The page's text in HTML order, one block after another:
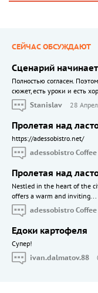
СЕЙЧАС ОБСУЖДАЮТ
Сценарий
Полностью согласен.
сюжет, есть уроки и есть
Stanislav
28
Пролетая над
https://adessobistro.net/
adessobistro Coffee
Пролетая над
Nestled in the heart of the
offers a warm and inviting...
adessobistro Coffee
Едоки картофеля
Cупер!
ivan.dalmatov.88